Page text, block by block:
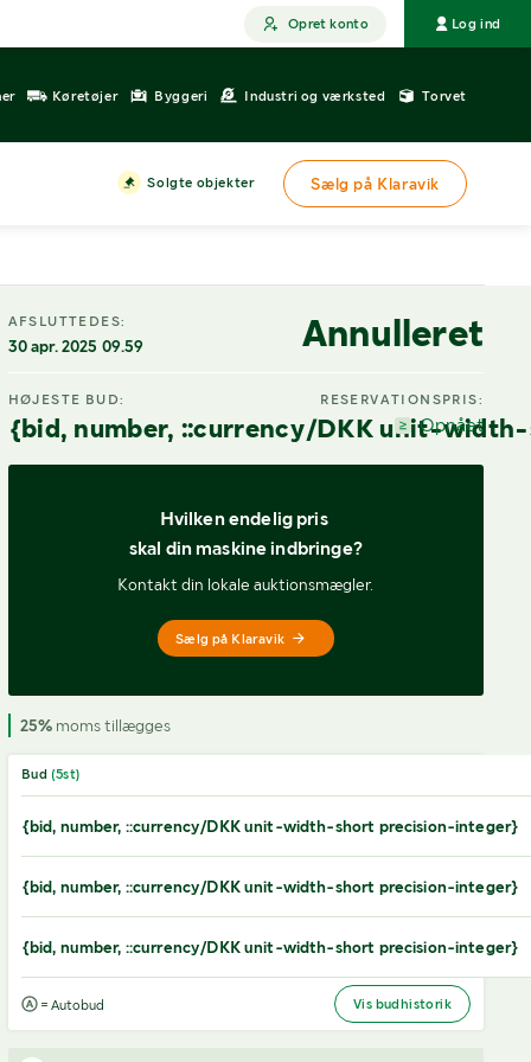
Opret konto Log ind
Køretøjer Byggeri Industri og værksted Torvet
Solgte objekter Sælg på Klaravik
AFSLUTTEDES:
30 apr. 2025 09.59 Annulleret
HØJESTE BUD:
{bid, number, ::currency/DKK unit-
RESERVATIONSPRIS:
Opnået
Hvilken endelig pris
skal din maskine indbringe?
Kontakt din lokale auktionsmægler.
Sælg på Klaravik
25%moms tillægges
Bud (5st)
{bid, number, ::currency/DKK unit-width-short precision-integer}
{bid, number, ::currency/DKK unit-width-short precision-integer}
{bid, number, ::currency/DKK unit-width-short precision-integer}
= Autobud Vis budhistorik